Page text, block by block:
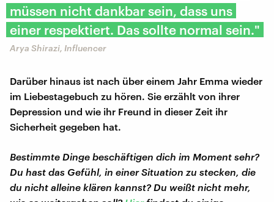
müssen nicht dankbar sein, dass uns
einer respektiert. Das sollte normal sein."
Arya Shirazi, Influencer
Darüber hinaus ist nach über einem Jahr Emma wieder
im Liebestagebuch zu hören. Sie erzählt von ihrer
Depression und wie ihr Freund in dieser Zeit ihr
Sicherheit gegeben hat.
Bestimmte Dinge beschäftigen dich im Moment sehr?
Du hast das Gefühl, in einer Situation zu stecken, die
du nicht alleine klären kannst? Du weißt nicht mehr,